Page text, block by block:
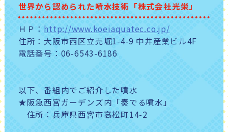
世界から認められた噴水技術「株式会社光栄」
ＨＰ： http://www.koeiaquatec.co.jp/
住所：大阪市西区立売堀1-4-9 中井産業ビル4F
電話番号：06-6543-6186
以下、番組内でご紹介した噴水
★阪急西宮ガーデンズ内「奏でる噴水」
住所：兵庫県西宮市高松町14-2